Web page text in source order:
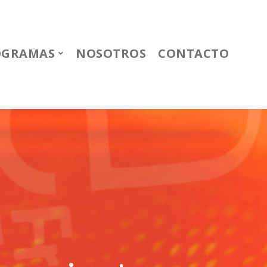
NOSOTROS CONTACTO